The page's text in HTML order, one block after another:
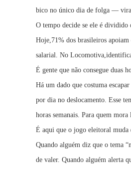
bico no único dia de folga —
O tempo decide se ele é dividido
Hoje,71% dos brasileiros
salarial. No
É gente que não consegue duas
Há um dado que costuma
por dia no deslocamento. Esse
horas semanais. Para quem
É aqui que o jogo eleitoral muda
Quando alguém diz que o tema
de valer. Quando alguém alerta